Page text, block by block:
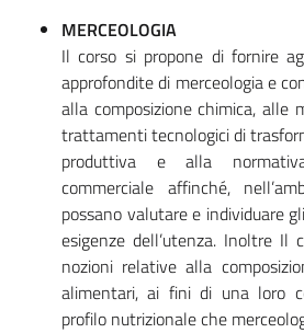
MERCEOLOGIA
Il corso si propone di fornire
approfondite di merceologia e
alla composizione chimica, alle
trattamenti tecnologici di
produttiva e alla
commerciale affinché,
possano valutare e individuare
esigenze dell’utenza. Inoltre Il
nozioni relative alla
alimentari, ai fini di una loro
profilo nutrizionale che